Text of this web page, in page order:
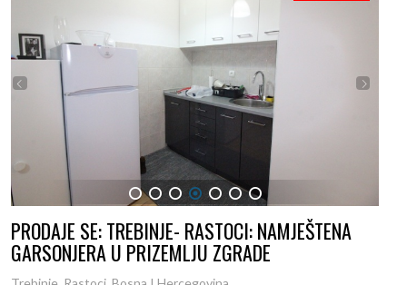
1 2 3 4 5 6 7
PRODAJE SE: TREBINJE- RASTOCI: NAMJEŠTENA
GARSONJERA U PRIZEMLJU ZGRADE